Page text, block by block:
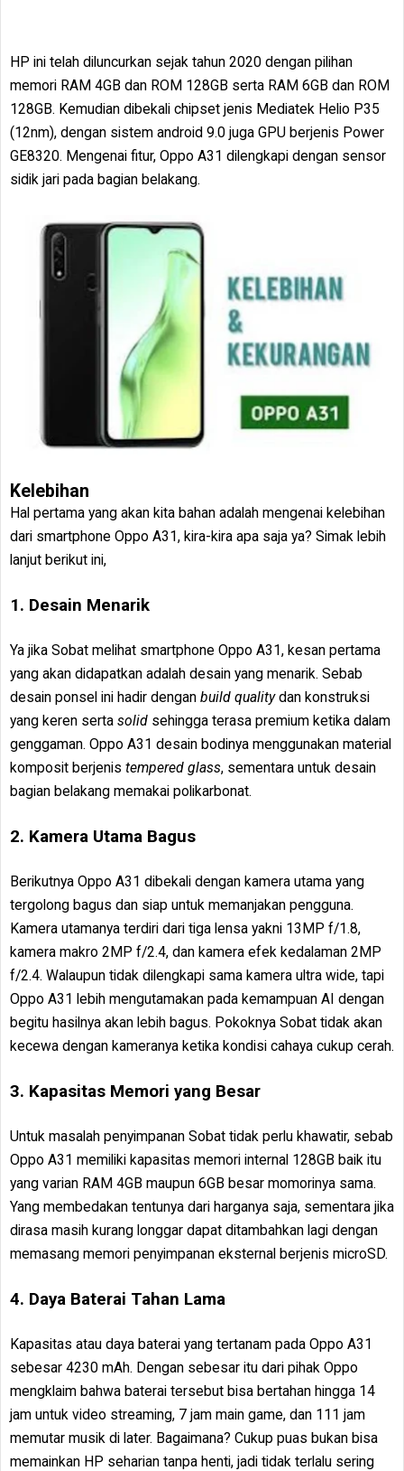
HP ini telah diluncurkan sejak tahun 2020 dengan pilihan
memori RAM 4GB dan ROM 128GB serta RAM 6GB dan ROM
128GB. Kemudian dibekali chipset jenis Mediatek Helio P35
(12nm), dengan sistem android 9.0 juga GPU berjenis Power
GE8320. Mengenai fitur, Oppo A31 dilengkapi dengan sensor
sidik jari pada bagian belakang.
Kelebihan
Hal pertama yang akan kita bahan adalah mengenai kelebihan
dari smartphone Oppo A31, kira-kira apa saja ya? Simak lebih
lanjut berikut ini,
1. Desain Menarik
Ya jika Sobat melihat smartphone Oppo A31, kesan pertama
yang akan didapatkan adalah desain yang menarik. Sebab
desain ponsel ini hadir dengan build qualitydan konstruksi
yang keren serta solid sehingga terasa premium ketika dalam
genggaman. Oppo A31 desain bodinya menggunakan material
komposit berjenis tempered glass, sementara untuk desain
bagian belakang memakai polikarbonat.
2. Kamera Utama Bagus
Berikutnya Oppo A31 dibekali dengan kamera utama yang
tergolong bagus dan siap untuk memanjakan pengguna.
Kamera utamanya terdiri dari tiga lensa yakni 13MP f/1.8,
kamera makro 2MP f/2.4, dan kamera efek kedalaman 2MP
f/2.4. Walaupun tidak dilengkapi sama kamera ultra wide, tapi
Oppo A31 lebih mengutamakan pada kemampuan AI dengan
begitu hasilnya akan lebih bagus. Pokoknya Sobat tidak akan
kecewa dengan kameranya ketika kondisi cahaya cukup cerah.
3. Kapasitas Memori yang Besar
Untuk masalah penyimpanan Sobat tidak perlu khawatir, sebab
Oppo A31 memiliki kapasitas memori internal 128GB baik itu
yang varian RAM 4GB maupun 6GB besar momorinya sama.
Yang membedakan tentunya dari harganya saja, sementara jika
dirasa masih kurang longgar dapat ditambahkan lagi dengan
memasang memori penyimpanan eksternal berjenis microSD.
4. Daya Baterai Tahan Lama
Kapasitas atau daya baterai yang tertanam pada Oppo A31
sebesar 4230 mAh. Dengan sebesar itu dari pihak Oppo
mengklaim bahwa baterai tersebut bisa bertahan hingga 14
jam untuk video streaming, 7 jam main game, dan 111 jam
memutar musik di later. Bagaimana? Cukup puas bukan bisa
memainkan HP seharian tanpa henti, jadi tidak terlalu sering